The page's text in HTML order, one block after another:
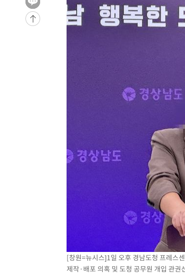
응"
-23414초 전 >
여자배구 이재영·이다영 자매, 아제르바이
-22667초 전 >
외국인 심판 성 접대 7경기 들여다보니…한
[속보] 노원서 40.1도 관측…서울, 2018년
[속보]종합특검, '계엄 수용공간 확보' 신용
외신들도 주목한 韓축구 파문…"국민적 공분
11시간 압수수색에 성접대 파문까지…'쑥대
[속보]규제합리화위원회 부위원장에 김태유
[속보]국힘 윤리위, '돌려차기 발언' 진종오
[속보] 7월 중국 수출 23.9%↑ 수입
[속보]'채상병 순직 책임' 임성근, 항소심도 징
[속보]종합특검, '관저이전 봐주기 감사' 유병
민주 콩고 에볼라환자 4천명 돌파, 4053명 발
[창원=뉴시스]1일 오후 경남도청 프레스
제작·배포 의혹 및 도청 공무원 개입 관